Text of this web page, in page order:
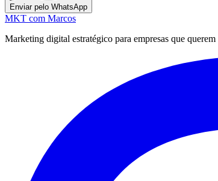
Enviar pelo WhatsApp
MKT com Marcos
Marketing digital estratégico para empresas que